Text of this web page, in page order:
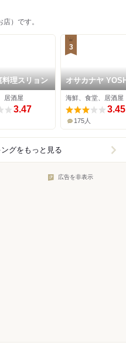
）です。
料理スリョン
居酒屋
3.47
3
オサカナヤ
海鮮、食堂、居酒屋
3.45
175人
グをもっと見る
広告を非表示